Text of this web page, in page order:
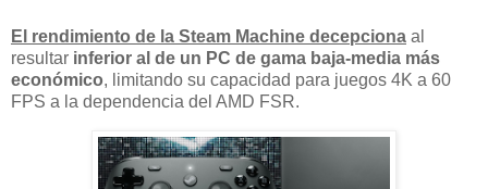
El rendimiento de la Steam Machine decepciona al
resultar inferior al de un PC de gama baja-media más
económico, limitando su capacidad para juegos 4K a 60
FPS a la dependencia del AMD FSR.